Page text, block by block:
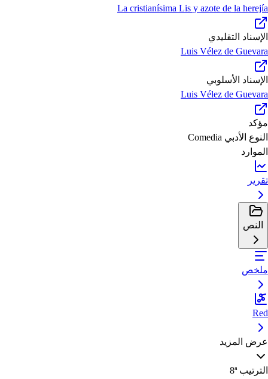
La cristianísima Lis y azote de la herejía
الإسناد التقليدي
Luis Vélez de Guevara
الإسناد الأسلوبي
Luis Vélez de Guevara
مؤكد
النوع الأدبي Comedia
الموارد
تقرير
النص
ملخص
Red
عرض المزيد
الترتيب 8ª